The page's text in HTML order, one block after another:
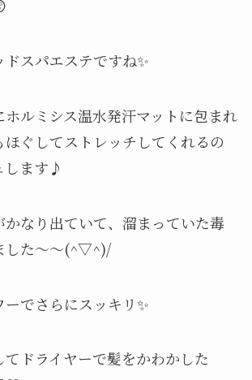
スパエステですね✨
ルミシス温水発汗マットに包まれ
ぐしてストレッチしてくれるの
します♪
なり出ていて、溜まっていた毒
した～～(^▽^)/
でさらにスッキリ✨
てドライヤーで髪をかわかした